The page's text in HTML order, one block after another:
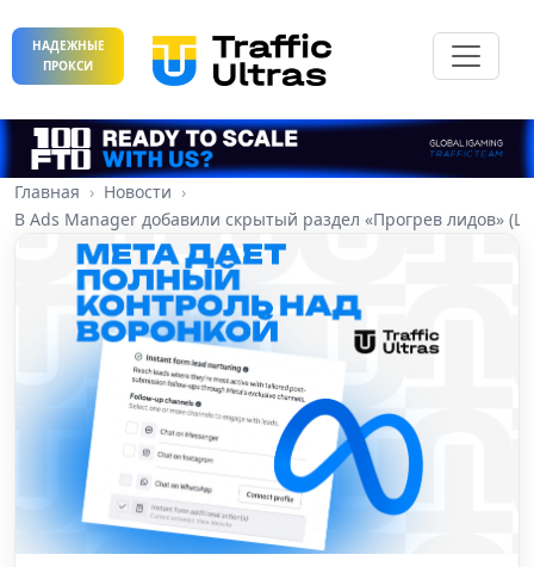
НАДЕЖНЫЕ
ПРОКСИ
Главная
Новости
В Ads Manager добавили скрытый раздел «Прогрев лидов»